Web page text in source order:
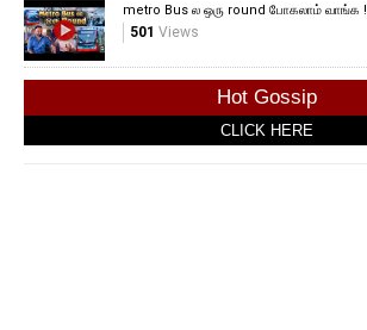
metro Bus ல ஒரு round போகலாம் வாங்க !
501 Views
Hot Gossip
CLICK HERE